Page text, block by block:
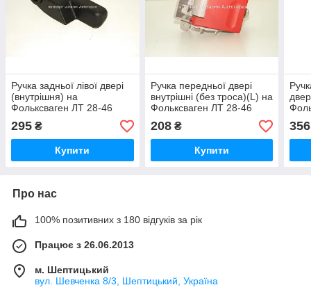
Ручка задньої лівої двері
(внутрішня) на
Фольксваген ЛТ 28-46
1996-2006 MERCEDES
(Оригінал) 9017430172
295 ₴
Купити
Ручка передньої двері
внутрішні (без троса)(L) на
Фольксваген ЛТ 28-46
1996-2006 BSG
(Туреччина) BSG60970005
208₴
Купити
356
Про нас
100% позитивних з 180 відгуків за рік
Працює з 26.06.2013
м. Шептицький
вул. Шевченка 8/3, Шептицький, Україна